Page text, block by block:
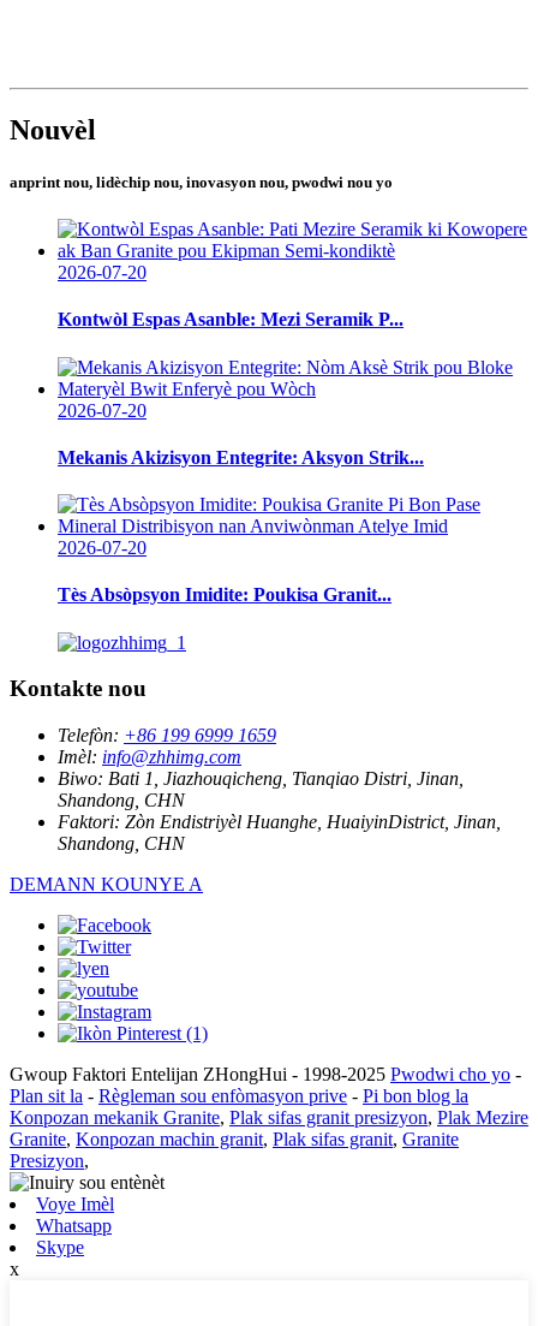
Nouvèl
anprint nou, lidèchip nou, inovasyon nou, pwodwi nou yo
2026-07-20
Kontwòl Espas Asanble: Mezi Seramik P...
2026-07-20
Mekanis Akizisyon Entegrite: Aksyon Strik...
2026-07-20
Tès Absòpsyon Imidite: Poukisa Granit...
Kontakte nou
Telefòn: +86 199 6999 1659
Imèl: info@zhhimg.com
Biwo: Bati 1, Jiazhouqicheng, Tianqiao Distri, Jinan,
Shandong, CHN
Faktori: Zòn Endistriyèl Huanghe, HuaiyinDistrict, Jinan,
Shandong, CHN
DEMANN KOUNYE A
Gwoup Faktori Entelijan ZHongHui - 1998-2025 Pwodwi cho yo -
Plan sit la - Règleman sou enfòmasyon prive - Pi bon blog la
Konpozan mekanik Granite, Plak sifas granit presizyon, Plak Mezire
Granite, Konpozan machin granit, Plak sifas granit, Granite
Presizyon,
Voye Imèl
Whatsapp
Skype
x